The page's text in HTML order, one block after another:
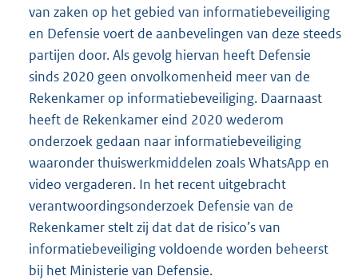
van zaken op het gebied van informatiebeveiliging
en Defensie voert de aanbevelingen van deze steeds
partijen door. Als gevolg hiervan heeft Defensie
sinds 2020 geen onvolkomenheid meer van de
Rekenkamer op informatiebeveiliging. Daarnaast
heeft de Rekenkamer eind 2020 wederom
onderzoek gedaan naar informatiebeveiliging
waaronder thuiswerkmiddelen zoals WhatsApp en
video vergaderen. In het recent uitgebracht
verantwoordingsonderzoek Defensie van de
Rekenkamer stelt zij dat dat de risico’s van
informatiebeveiliging voldoende worden beheerst
bij het Ministerie van Defensie.